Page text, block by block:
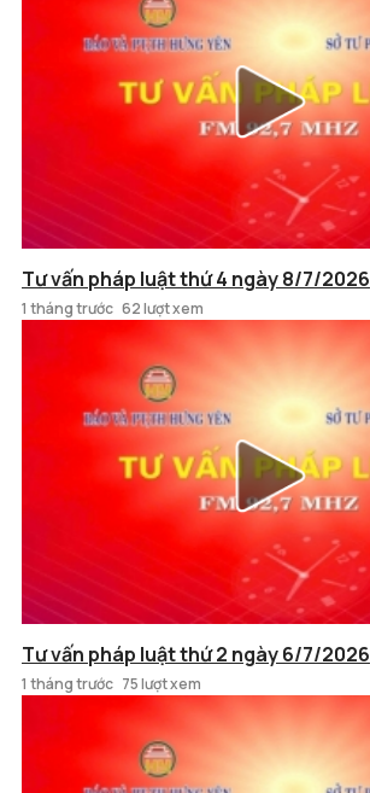
Tư vấn pháp luật thứ 4 ngày 8/7/2026
1 tháng trước 62 lượt xem
Tư vấn pháp luật thứ 2 ngày 6/7/2026
1 tháng trước 75 lượt xem